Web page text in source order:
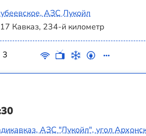
АЗС Лукойл
Кавказ, 234-й километр
3
АЗС "Лукойл", угол